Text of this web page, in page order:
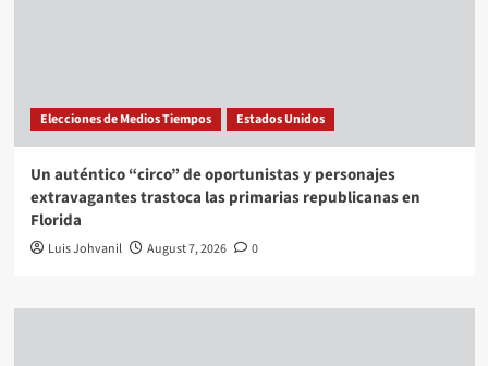
Elecciones de Medios Tiempos Estados Unidos
Un auténtico “circo” de oportunistas y personajes
extravagantes trastoca las primarias republicanas en
Florida
Luis Johvanil August 7, 2026 0